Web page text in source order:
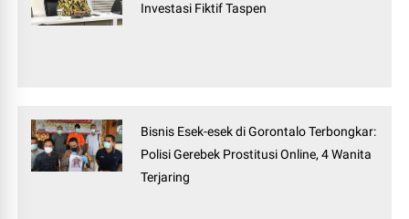
Investasi Fiktif Taspen
Bisnis Esek-esek di Gorontalo Terbongkar:
Polisi Gerebek Prostitusi Online, 4 Wanita
Terjaring